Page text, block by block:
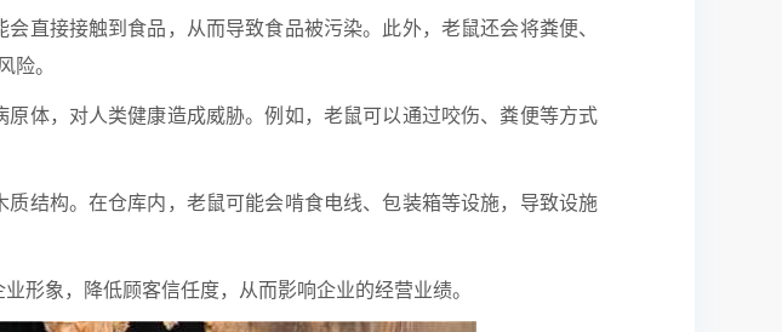
直接接触到食品，从而导致食品被污染。此外，老鼠还会将粪便、
险。
体，对人类健康造成威胁。例如，老鼠可以通过咬伤、粪便等方式
结构。在仓库内，老鼠可能会啃食电线、包装箱等设施，导致设施
形象，降低顾客信任度，从而影响企业的经营业绩。